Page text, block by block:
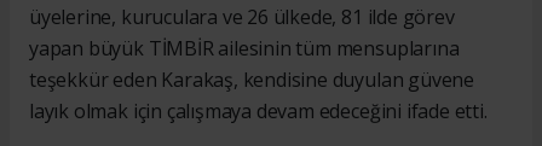
üyelerine, kuruculara ve 26 ülkede, 81 ilde görev
yapan büyük TİMBİR ailesinin tüm mensuplarına
teşekkür eden Karakaş, kendisine duyulan güvene
layık olmak için çalışmaya devam edeceğini ifade etti.